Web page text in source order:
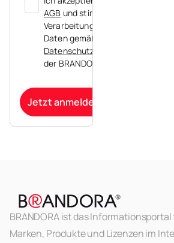
AGB und stimme der
Verarbeitung meiner
Daten gemäß der
Datenschutzerklärung
der BRANDORA zu.
Jetzt anmelden
BRANDORA ist das
Marken, Produkte und Lizenzen im